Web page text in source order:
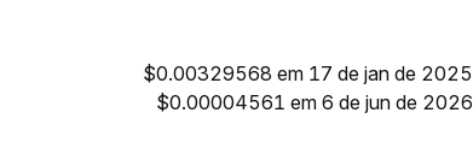
$0.00329568 em 17 de jan de 2025
$0.00004561 em 6 de jun de 2026